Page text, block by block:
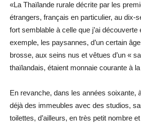
«La Thaïlande rurale décrite par les
étrangers, français en particulier, au dix-
fort semblable à celle que j’ai découverte
exemple, les paysannes, d’un certain
brosse, aux seins nus et vêtues d’un «
thaïlandais, étaient monnaie courante à
En revanche, dans les années soixante,
déjà des immeubles avec des studios,
toilettes, d’ailleurs, en très petit nombre